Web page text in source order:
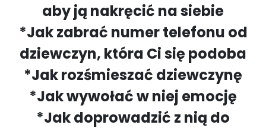
aby ją nakręcić na siebie
*Jak zabrać numer telefonu od
dziewczyn, która Ci się podoba
*Jak rozśmieszać dziewczynę
*Jak wywołać w niej emocję
*Jak doprowadzić z nią do